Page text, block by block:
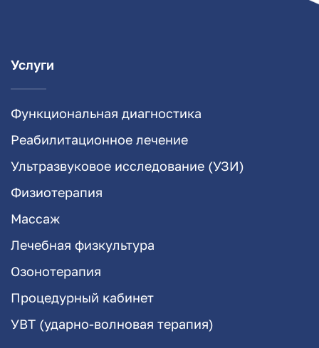
Услуги
Функциональная диагностика
Реабилитационное лечение
Ультразвуковое исследование (УЗИ)
Физиотерапия
Массаж
Лечебная физкультура
Озонотерапия
Процедурный кабинет
УВТ (ударно-волновая терапия)